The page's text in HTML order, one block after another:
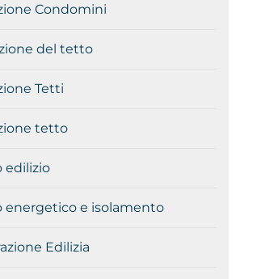
Condomini
del tetto
Tetti
tetto
edilizio
energetico e isolamento
Edilizia